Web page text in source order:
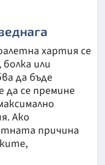
хартия се
или
да бъде
да се премине
Ако
причина